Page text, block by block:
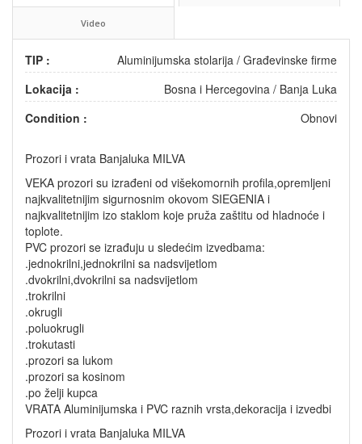
Video
TIP : Aluminijumska stolarija / Građevinske firme
Lokacija :
Bosna i Hercegovina / Banja Luka
Condition :
Obnovi
Prozori i vrata Banjaluka MILVA
VEKA prozori su izrađeni od višekomornih profila,opremljeni
najkvalitetnijim sigurnosnim okovom SIEGENIA i
najkvalitetnijim izo staklom koje pruža zaštitu od hladnoće i
toplote.
PVC prozori se izrađuju u sledećim izvedbama:
.jednokrilni,jednokrilni sa nadsvijetlom
.dvokrilni,dvokrilni sa nadsvijetlom
.trokrilni
.okrugli
.poluokrugli
.trokutasti
.prozori sa lukom
.prozori sa kosinom
.po želji kupca
VRATA Aluminijumska i PVC raznih vrsta,dekoracija i izvedbi
Prozori i vrata Banjaluka MILVA